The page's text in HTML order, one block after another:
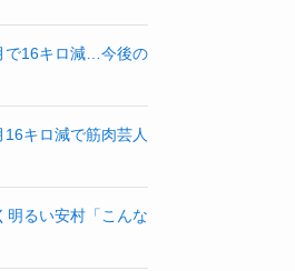
で16キロ減…今後の
キロ減で筋肉芸人
明るい安村「こんな